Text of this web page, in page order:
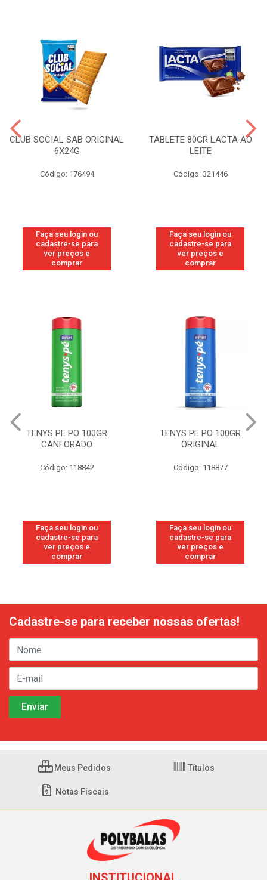
CLUB SOCIAL SAB ORIGINAL
6X24G
Código: 176494
Faça seu login ou
cadastre-se para
ver preços e
comprar
TABLETE 80GR LACTA AO
LEITE
Código: 321446
Faça seu login ou
cadastre-se para
ver preços e
comprar
TENYS PE PO 100GR
CANFORADO
Código: 118842
Faça seu login ou
cadastre-se para
ver preços e
comprar
TENYS PE PO 100GR
ORIGINAL
Código: 118877
Faça seu login ou
cadastre-se para
ver preços e
comprar
Cadastre-se para receber nossas ofertas!
Meus Pedidos Títulos
Notas Fiscais